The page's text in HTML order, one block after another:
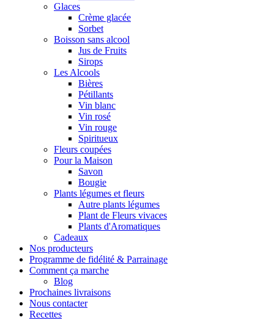
Glaces
Crème glacée
Sorbet
Boisson sans alcool
Jus de Fruits
Sirops
Les Alcools
Bières
Pétillants
Vin blanc
Vin rosé
Vin rouge
Spiritueux
Fleurs coupées
Pour la Maison
Savon
Bougie
Plants légumes et fleurs
Autre plants légumes
Plant de Fleurs vivaces
Plants d'Aromatiques
Cadeaux
Nos producteurs
Programme de fidélité & Parrainage
Comment ça marche
Blog
Prochaines livraisons
Nous contacter
Recettes